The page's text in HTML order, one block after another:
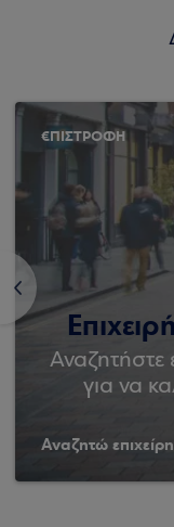
<
€ΠΙΣΤΡΟΦΗ
Αναζητήστε
για να
Αναζητώ